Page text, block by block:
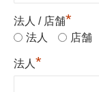
法人 / 店舗*
法人 店舗
法人 *